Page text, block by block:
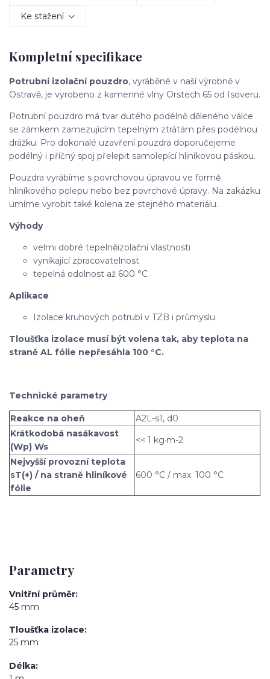
Ke stažení
Kompletní specifikace
Potrubní izolační pouzdro, vyráběné v naší výrobně v
Ostravě, je vyrobeno z kamenné vlny Orstech 65 od Isoveru.
Potrubní pouzdro má tvar dutého podélně děleného válce
se zámkem zamezujícím tepelným ztrátám přes podélnou
drážku. Pro dokonalé uzavření pouzdra doporučejeme
podélný i příčný spoj přelepit samolepící hliníkovou páskou.
Pouzdra vyrábíme s povrchovou úpravou ve formě
hliníkového polepu nebo bez povrchové úpravy. Na zakázku
umíme vyrobit také kolena ze stejného materiálu.
Výhody
velmi dobré tepelněizolační vlastnosti
vynikající zpracovatelnost
tepelná odolnost až 600 °C
Aplikace
Izolace kruhových potrubí v TZB i průmyslu
Tloušťka izolace musí být volena tak, aby teplota na
straně AL fólie nepřesáhla 100 °C.
Technické parametry
Reakce na oheň
A2L-s1, d0
Krátkodobá nasákavost
(Wp) Ws
<< 1 kg·m-2
Nejvyšší provozní teplota
sT(+) / na straně hliníkové
fólie
600 °C / max. 100 °C
Parametry
Vnitřní průměr
45 mm
Tloušťka izolace
25 mm
Délka